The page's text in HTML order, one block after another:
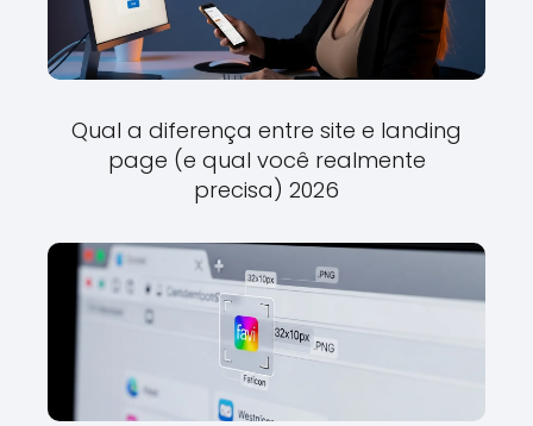
Qual a diferença entre site e landing
page (e qual você realmente
precisa) 2026